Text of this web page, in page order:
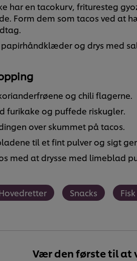
har en tacokurv, frituresteg
Form dem som tacos ved at
papirhåndklæder og drys med
og chili flagerne.
furikake og puffede riskugler.
over skummet på tacos.
til et fint pulver og sigt
med at drysse med limeblad
Snacks
Vær den første til at